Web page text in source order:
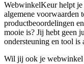
WebwinkelKeur helpt
algemene voorwaarden
productbeoordelingen
mooie is? Jij hebt geen
ondersteuning en tool is
Wil jij ook je webwinkel